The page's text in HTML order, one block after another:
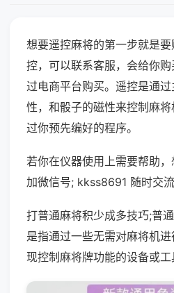
想要遥控麻将的第一步就是
控，可以联系客服，会给你
过电商平台购买。遥控是通
性，和骰子的磁性来控制麻
过你预先编好的程序。
若你在仪器使用上需要帮助
加微信号; kkss8691 随时交流
打普通麻将积少成多技巧;普
是指通过一些无需对麻将机
现控制麻将牌功能的设备或工